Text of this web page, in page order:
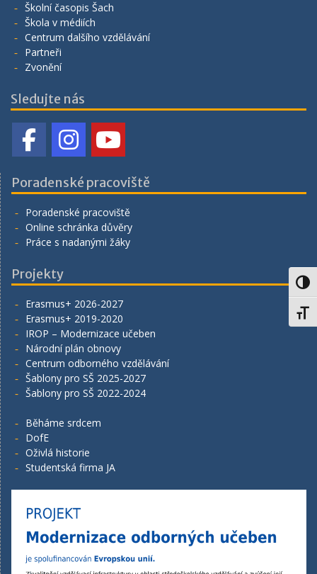
Školní časopis Šach
Škola v médiích
Centrum dalšího vzdělávání
Partneři
Zvonění
Sledujte nás
Poradenské pracoviště
Poradenské pracoviště
Online schránka důvěry
Práce s nadanými žáky
Projekty
Erasmus+ 2026-2027
Erasmus+ 2019-2020
IROP – Modernizace učeben
Národní plán obnovy
Centrum odborného vzdělávání
Šablony pro SŠ 2025-2027
Šablony pro SŠ 2022-2024
Běháme srdcem
DofE
Oživlá historie
Studentská firma JA